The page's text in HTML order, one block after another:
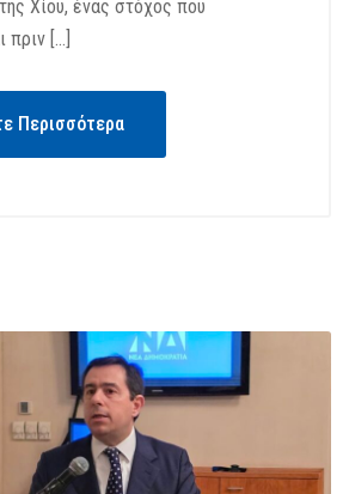
Χίου, ένας στόχος που
πριν […]
Περισσότερα